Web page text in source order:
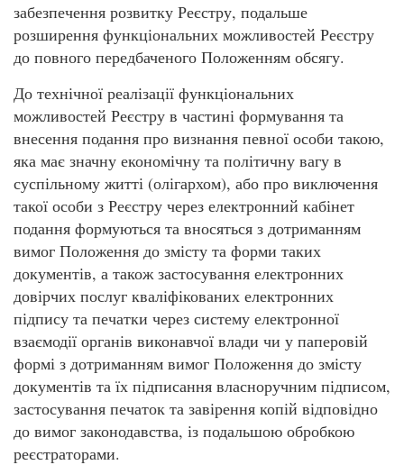
забезпечення розвитку Реєстру, подальше
розширення функціональних можливостей Реєстру
до повного передбаченого Положенням обсягу.
До технічної реалізації функціональних
можливостей Реєстру в частині формування та
внесення подання про визнання певної особи такою,
яка має значну економічну та політичну вагу в
суспільному житті (олігархом), або про виключення
такої особи з Реєстру через електронний кабінет
подання формуються та вносяться з дотриманням
вимог Положення до змісту та форми таких
документів, а також застосування електронних
довірчих послуг кваліфікованих електронних
підпису та печатки через систему електронної
взаємодії органів виконавчої влади чи у паперовій
формі з дотриманням вимог Положення до змісту
документів та їх підписання власноручним підписом,
застосування печаток та завірення копій відповідно
до вимог законодавства, із подальшою обробкою
реєстраторами.